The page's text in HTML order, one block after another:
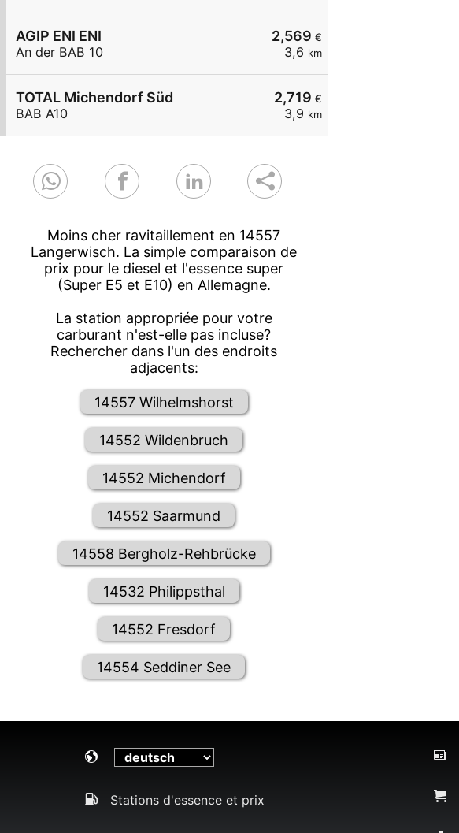
2,569 €
3,6 km
AGIP ENI ENI
An der BAB 10
2,719 €
3,9 km
TOTAL Michendorf Süd
BAB A10
Moins cher ravitaillement en 14557
Langerwisch. La simple comparaison de
prix pour le diesel et l'essence super
(Super E5 et E10) en Allemagne.
La station appropriée pour votre
carburant n'est-elle pas incluse?
Rechercher dans l'un des endroits
adjacents:
14557 Wilhelmshorst
14552 Wildenbruch
14552 Michendorf
14552 Saarmund
14558 Bergholz-Rehbrücke
14532 Philippsthal
14552 Fresdorf
14554 Seddiner See
Stations d'essence et prix